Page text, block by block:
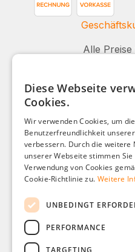
Alle
Impressum
Diese Webseite
Cookies.
Wir verwenden Cookies, um die
Benutzerfreundlichkeit
verbessern. Durch die weitere
unserer Webseite stimmen Sie
Verwendung von Cookies
Cookie-Richtlinie zu. Weitere
UNBEDINGT
PERFORMANCE
TARGETING